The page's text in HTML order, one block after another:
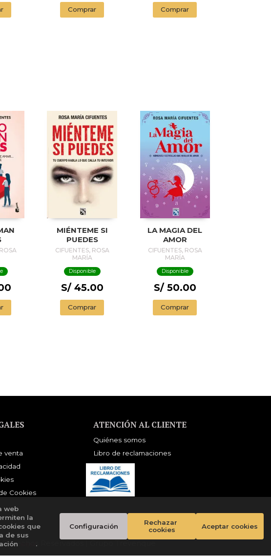
Comprar Comprar
MIÉNTEME SI
PUEDES
CIFUENTES, ROSA
MARÍA
Disponible
S/ 45.00
Comprar
LA MAGIA DEL
AMOR
CIFUENTES, ROSA
MARÍA
Disponible
S/ 50.00
Comprar
venta
Cookies
ATENCIÓN AL CLIENTE
Quiénes somos
Libro de reclamaciones
Derechos Reservados |
web
la
que
de sus
.
Configuración
Rechazar
cookies
Aceptar cookies